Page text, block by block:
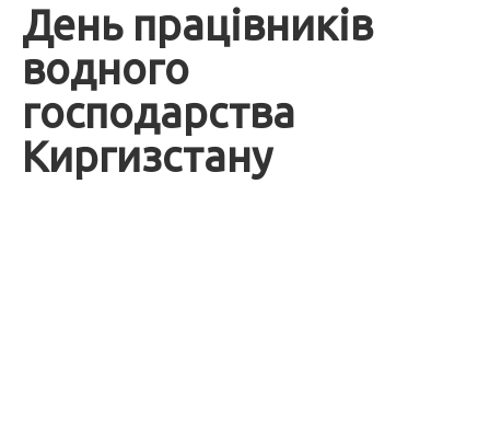
День працівників
водного
господарства
Киргизстану